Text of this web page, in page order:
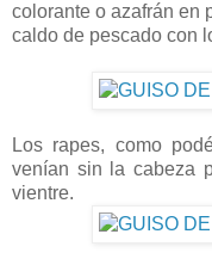
colorante o azafrán en
caldo de pescado con
Los rapes, como
venían sin la cabeza
vientre.